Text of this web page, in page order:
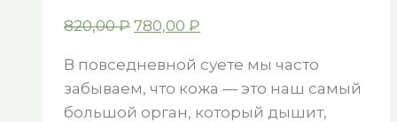
820,00₽ Первоначальная
составляла
820,00 ₽.
780,00 ₽
780,00 ₽.
В повседневной суете мы часто
забываем, что кожа — это наш самый
большой орган, который дышит,